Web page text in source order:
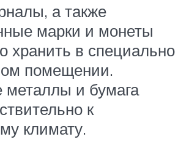
а также
марки и монеты
хранить в специально
помещении.
и бумага
к
климату.